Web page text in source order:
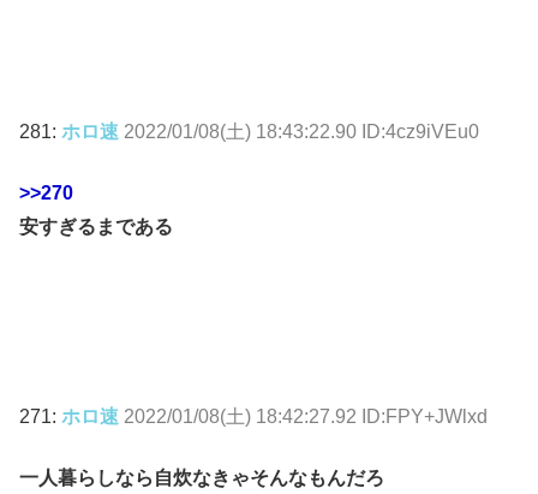
281: ホロ速 2022/01/08(土) 18:43:22.90 ID:4cz9iVEu0
>>270
安すぎるまである
271: ホロ速 2022/01/08(土) 18:42:27.92 ID:FPY+JWlxd
一人暮らしなら自炊なきゃそんなもんだろ